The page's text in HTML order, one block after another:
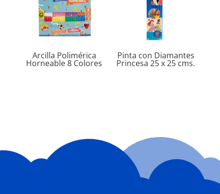
Arcilla Polimérica
Horneable 8 Colores
Pinta con Diamantes
Princesa 25 x 25 cms.